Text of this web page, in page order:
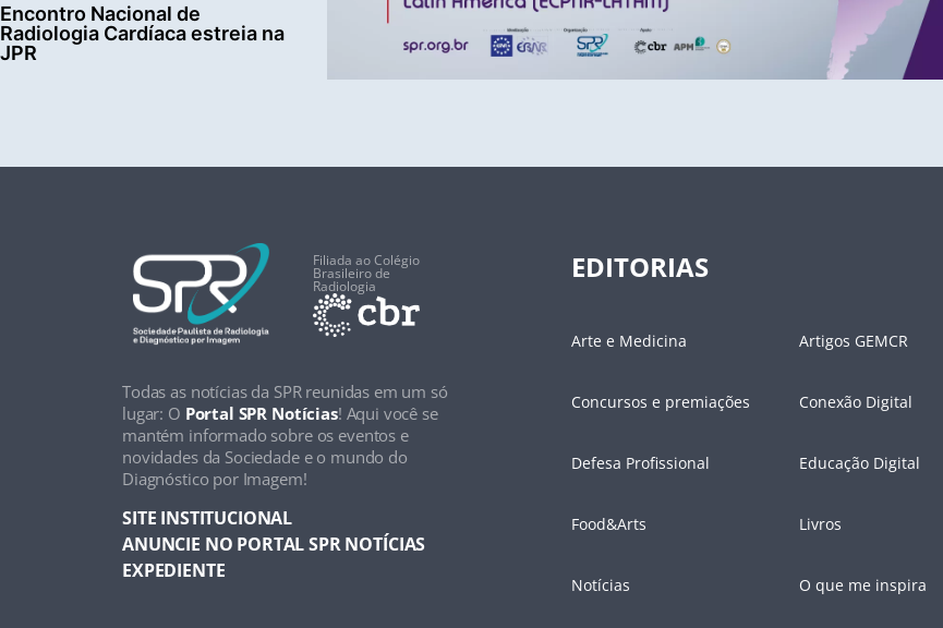
Encontro Nacional de
Radiologia Cardíaca estreia na
JPR
Filiada ao Colégio
Brasileiro de
Radiologia
Todas as notícias da SPR reunidas em um só
lugar: O Portal SPR Notícias! Aqui você se
mantém informado sobre os eventos e
novidades da Sociedade e o mundo do
Diagnóstico por Imagem!
SITE INSTITUCIONAL
ANUNCIE NO PORTAL SPR NOTÍCIAS
EXPEDIENTE
EDITORIAS
Arte e Medicina Artigos GEMCR
Concursos e premiações Conexão Digital
Defesa Profissional Educação Digital
Food&Arts Livros
Notícias O que me inspira